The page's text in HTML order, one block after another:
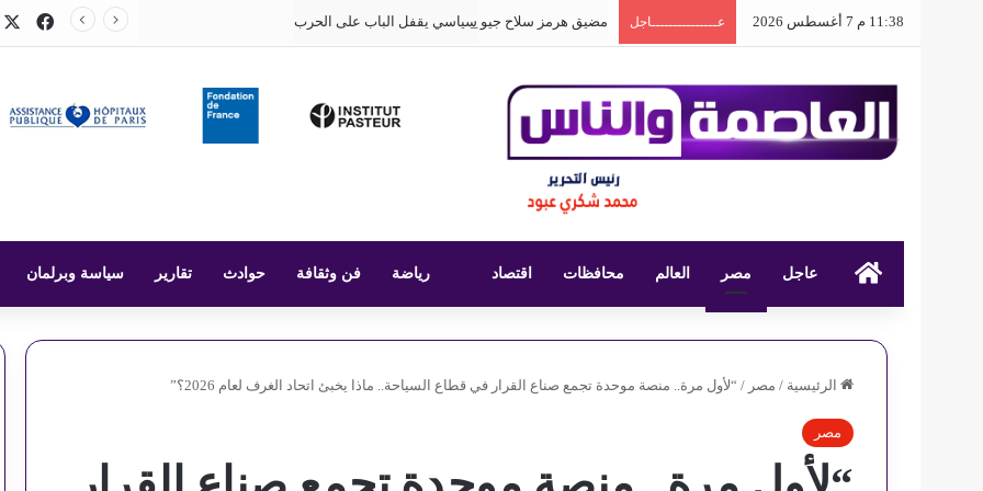
11:38 م 7 أغسطس 2026 عـــــــــــــــاجل مضيق هرمز سلاح جيو سياسي يقفل الباب على الحرب
العاصمة والناس
عاجل مصر العالم محافظات اقتصاد رياضة فن وثقافة حوادث تقارير سياسة وبرلمان
الرئيسية / مصر / “لأول مرة.. منصة موحدة تجمع صناع القرار في قطاع السياحة.. ماذا يخبئ اتحاد الغرف لعام 2026؟”
مصر